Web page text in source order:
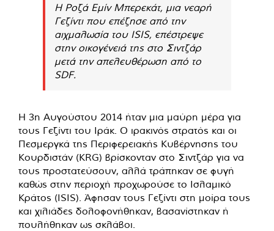
Η Ροζά Εμίν Μπερεκάτ, μια νεαρή
Γεζίντι που επέζησε από την
αιχμαλωσία του ISIS, επέστρεψε
στην οικογένειά της στο Σιντζάρ
μετά την απελευθέρωση από το
SDF.
Η 3η Αυγούστου 2014 ήταν μια μαύρη μέρα για
τους Γεζίντι του Ιράκ. Ο ιρακινός στρατός και οι
Πεσμεργκά της Περιφερειακής Κυβέρνησης του
Κουρδιστάν (KRG) βρίσκονταν στο Σιντζάρ για να
τους προστατεύσουν, αλλά τράπηκαν σε φυγή
καθώς στην περιοχή προχωρούσε το Ισλαμικό
Κράτος (ISIS). Άφησαν τους Γεζίντι στη μοίρα τους
και χιλιάδες δολοφονήθηκαν, βασανίστηκαν ή
πουλήθηκαν ως σκλάβοι.